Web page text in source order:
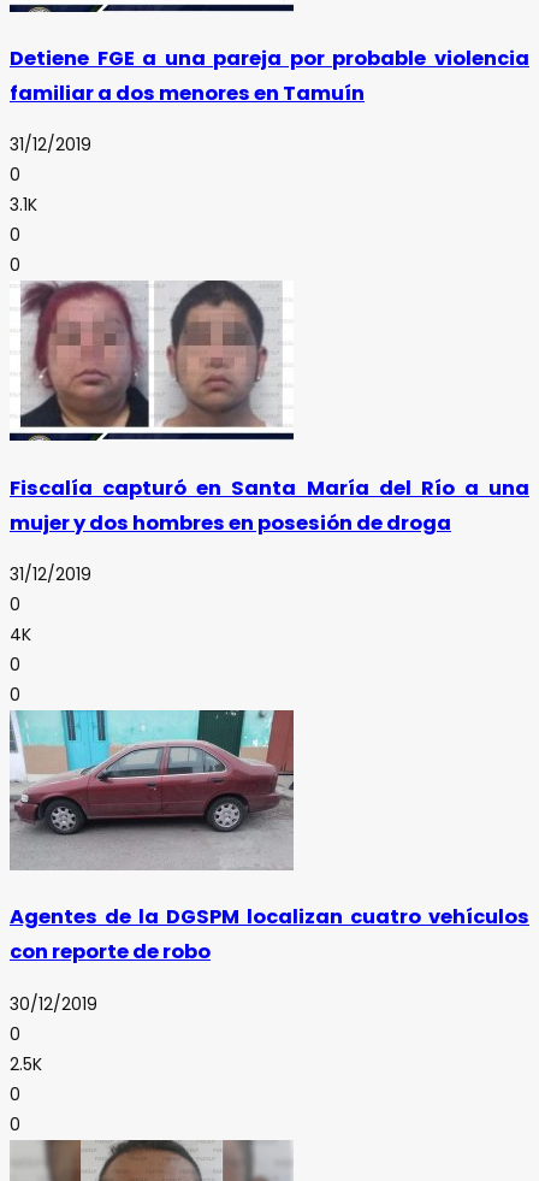
Detiene FGE a una pareja por probable violencia
familiar a dos menores en Tamuín
31/12/2019
0
3.1K
0
0
Fiscalía capturó en Santa María del Río a una
mujer y dos hombres en posesión de droga
31/12/2019
0
4K
0
0
Agentes de la DGSPM localizan cuatro vehículos
con reporte de robo
30/12/2019
0
2.5K
0
0